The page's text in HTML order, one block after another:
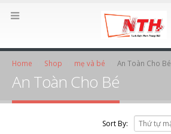
Home Shop mẹ và bé An Toàn Cho Bé
An Toàn Cho Bé
Sort By: